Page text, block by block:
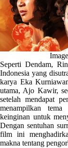
Seperti Dendam,
Indonesia yang
karya Eka
utama, Ajo Kawir,
setelah mendapat
menampilkan
keinginan untuk
Dengan sentuhan
film ini
makna tentang